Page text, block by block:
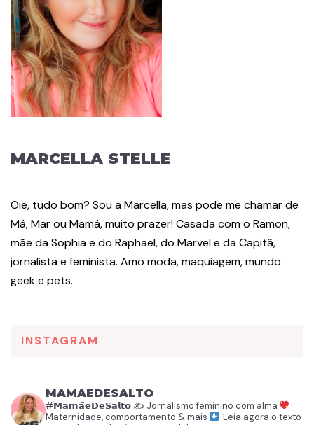
MARCELLA STELLE
Oie, tudo bom? Sou a Marcella, mas pode me chamar de
Má, Mar ou Mamá, muito prazer! Casada com o Ramon,
mãe da Sophia e do Raphael, do Marvel e da Capitã,
jornalista e feminista. Amo moda, maquiagem, mundo
geek e pets.
INSTAGRAM
MAMAEDESALTO
#𝗠𝗮𝗺𝗮̃𝗲𝗗𝗲𝗦𝗮𝗹𝘁𝗼 ✍️ Jornalismo feminino com alma
Maternidade, comportamento & mais
Leia agora o texto